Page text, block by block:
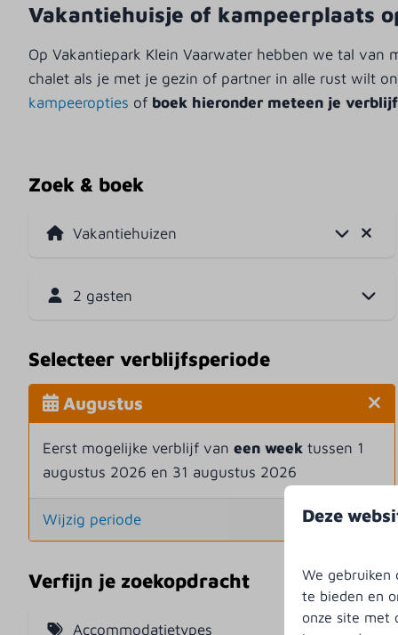
Vakantiehuisje of kampeerplaats
Op Vakantiepark Klein Vaarwater hebben we tal
chalet als je met je gezin of partner in alle rust wilt
kampeeropties of boek hieronder meteen je
Zoek & boek
2 gasten
Selecteer verblijfsperiode
Augustus
Eerst mogelijke verblijf vaneen week tussen 1
augustus 2026 en 31 augustus 2026
Wijzig periode
Verfijn je zoekopdracht
Accommodatietypes
Deze
We gebruiken
te bieden en
onze site met